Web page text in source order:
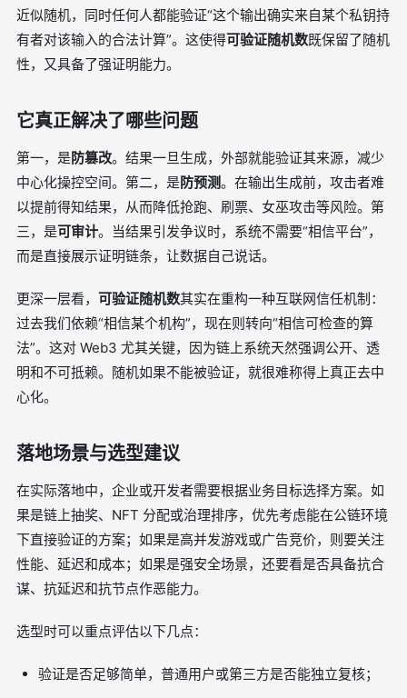
近似随机，同时任何人都能验证“这个输出确实来自某个私钥持
有者对该输入的合法计算”。这使得可验证随机数既保留了随机
性，又具备了强证明能力。
它真正解决了哪些问题
第一，是防篡改。结果一旦生成，外部就能验证其来源，减少
中心化操控空间。第二，是防预测。在输出生成前，攻击者难
以提前得知结果，从而降低抢跑、刷票、女巫攻击等风险。第
三，是可审计。当结果引发争议时，系统不需要“相信平台”，
而是直接展示证明链条，让数据自己说话。
更深一层看， 可验证随机数其实在重构一种互联网信任机制：
过去我们依赖“相信某个机构”，现在则转向“相信可检查的算
法”。这对 Web3 尤其关键，因为链上系统天然强调公开、透
明和不可抵赖。随机如果不能被验证，就很难称得上真正去中
心化。
落地场景与选型建议
在实际落地中，企业或开发者需要根据业务目标选择方案。如
果是链上抽奖、NFT 分配或治理排序，优先考虑能在公链环境
下直接验证的方案；如果是高并发游戏或广告竞价，则要关注
性能、延迟和成本；如果是强安全场景，还要看是否具备抗合
谋、抗延迟和抗节点作恶能力。
选型时可以重点评估以下几点：
验证是否足够简单，普通用户或第三方是否能独立复核；